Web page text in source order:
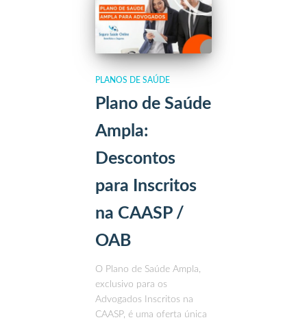
PLANOS DE SAÚDE
Plano de Saúde
Ampla:
Descontos
para Inscritos
na CAASP /
OAB
O Plano de Saúde Ampla,
exclusivo para os
Advogados Inscritos na
CAASP, é uma oferta única